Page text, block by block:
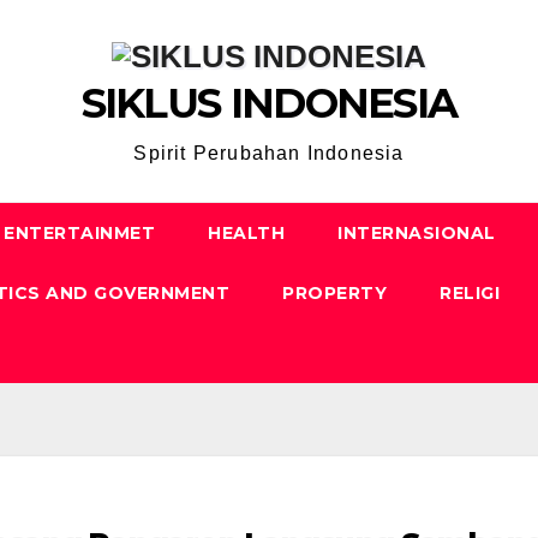
SIKLUS INDONESIA
Spirit Perubahan Indonesia
ENTERTAINMET HEALTH INTERNASIONAL
AND GOVERNMENT PROPERTY RELIGI